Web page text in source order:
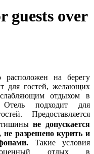
guests over
расположен на берегу
для гостей, желающих
отдыхом в
Отель подходит для
Предоставляется
тишиныне допускается
не разрешено курить и
Такие условия
отдых в